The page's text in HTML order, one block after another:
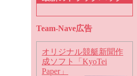
Team-Nave広告
オリジナル競艇新聞作
成ソフト「KyoTei
Paper」